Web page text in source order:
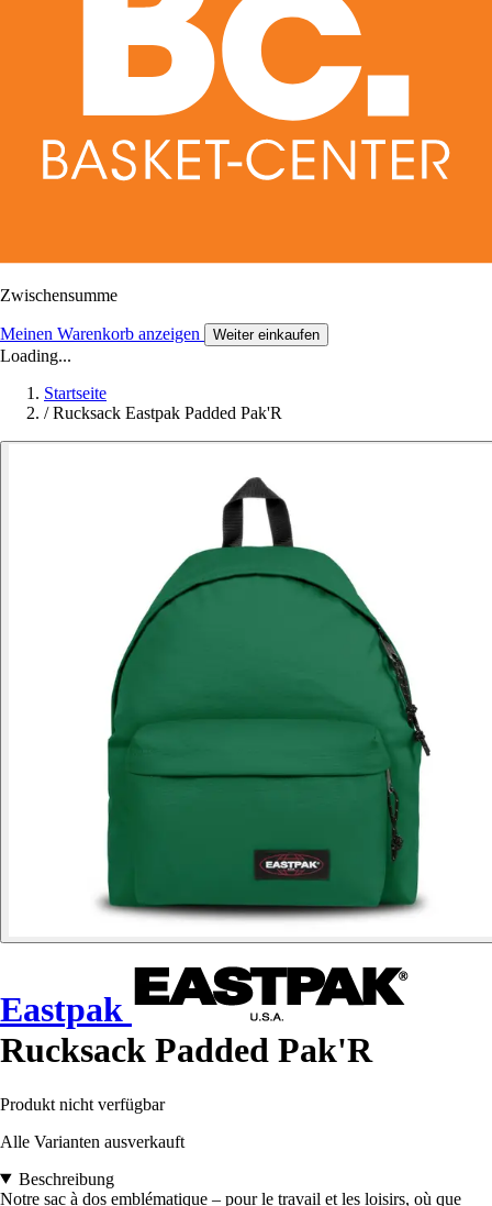
Zwischensumme
Meinen Warenkorb anzeigen Weiter einkaufen
Loading...
Startseite
/ Rucksack Eastpak Padded Pak'R
Eastpak
Rucksack Padded Pak'R
Produkt nicht verfügbar
Alle Varianten ausverkauft
Beschreibung
Notre sac à dos emblématique – pour le travail et les loisirs, où que